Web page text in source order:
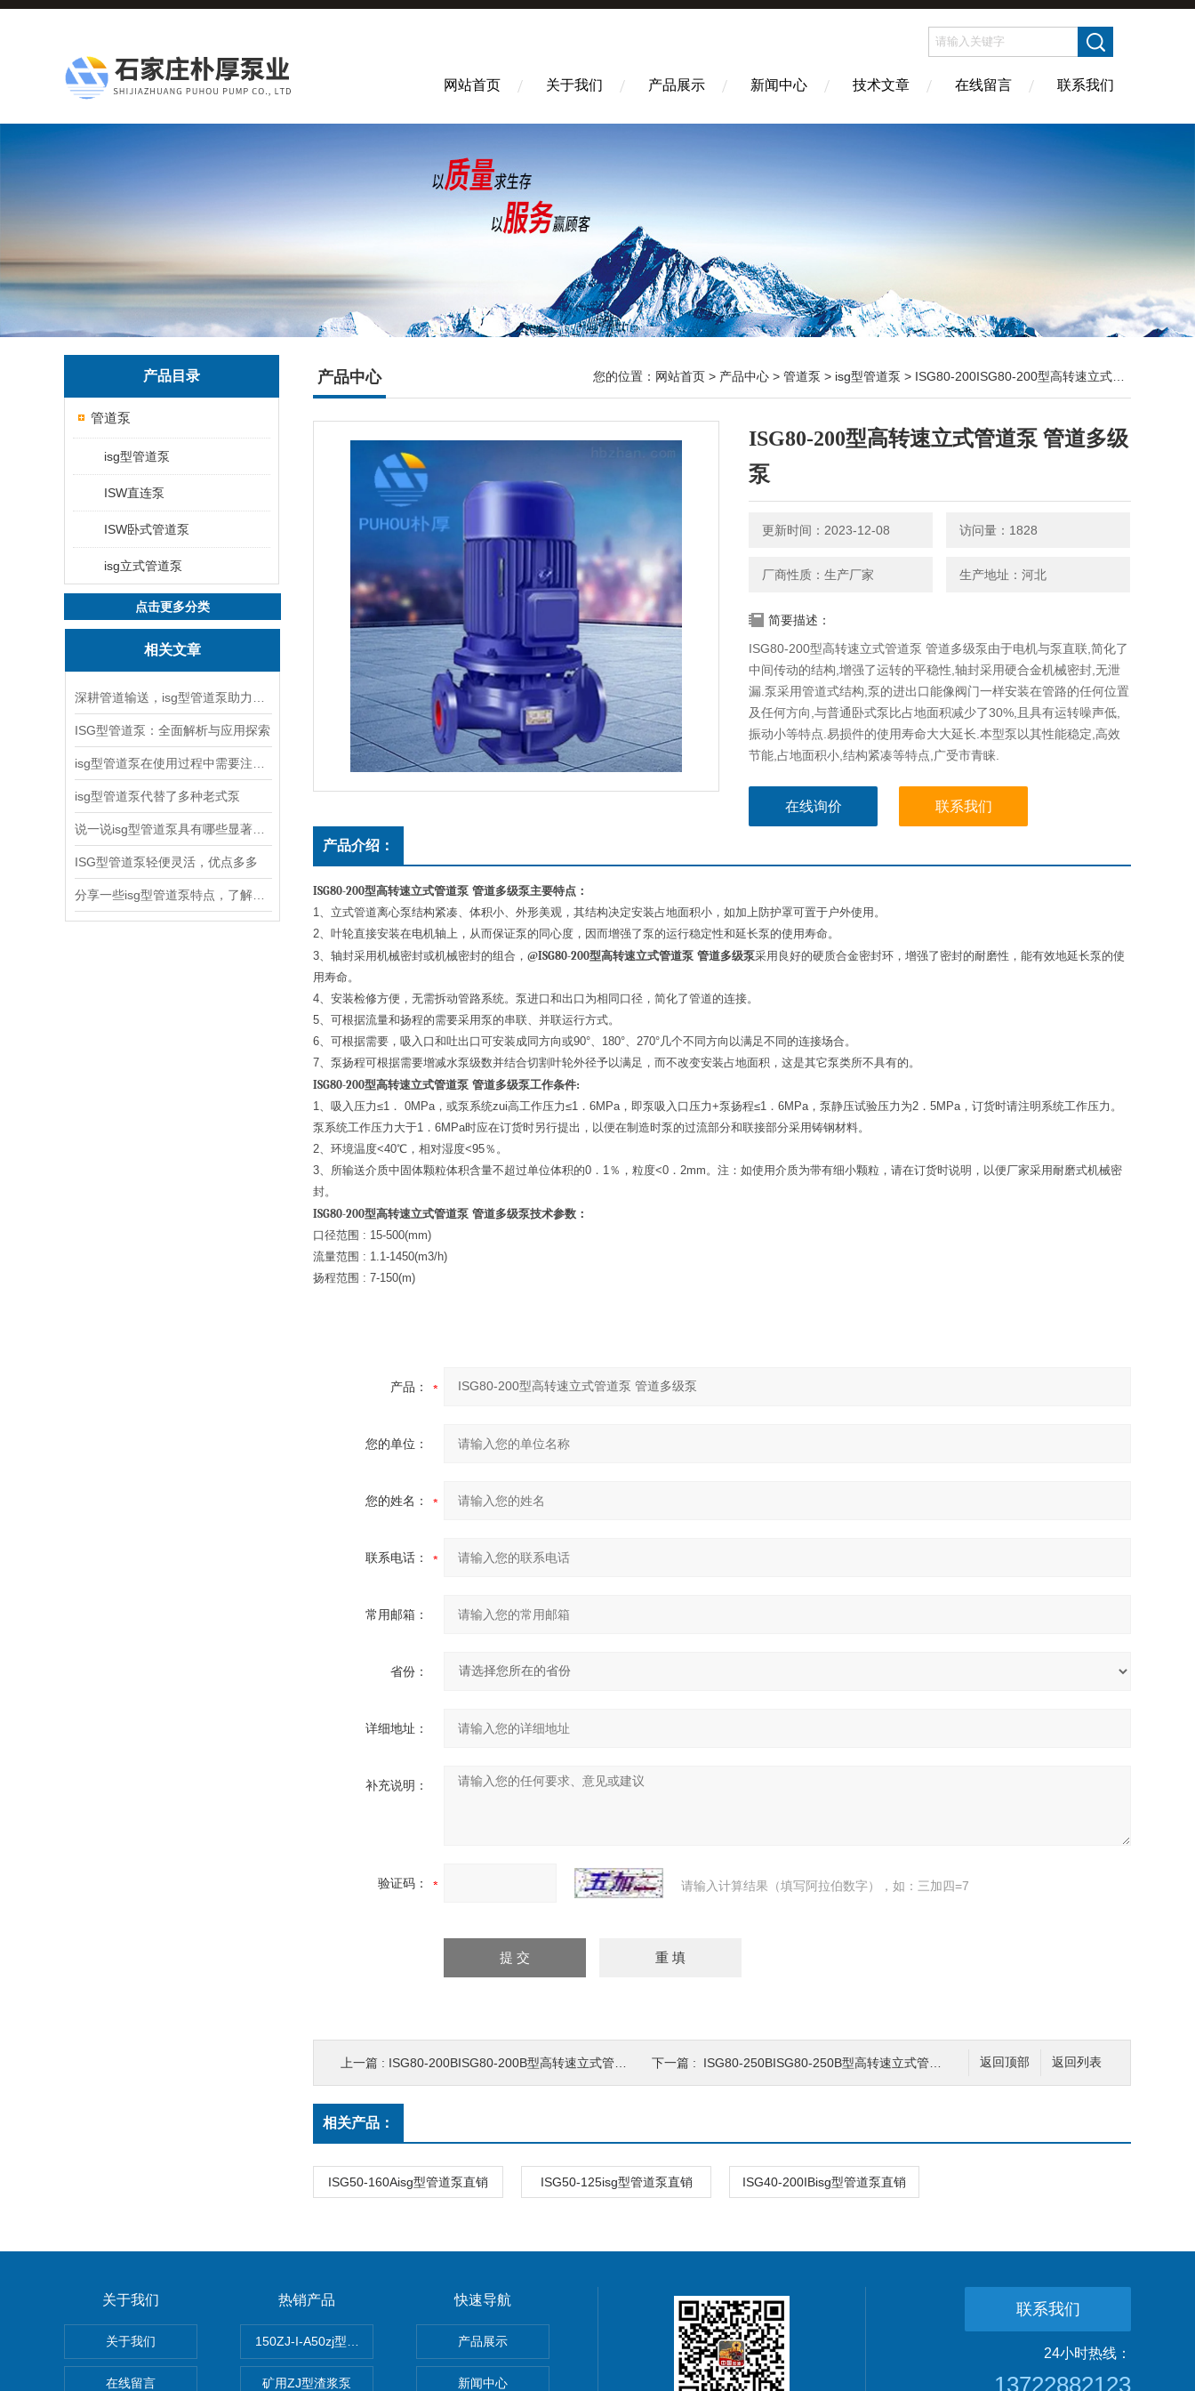
网站首页 关于我们 产品展示 新闻中心 技术文章 在线留言 联系我们
产品目录
管道泵
isg型管道泵
ISW直连泵
ISW卧式管道泵
isg立式管道泵
点击更多分类
相关文章
ISG型管道泵：全面解析与应用探索
isg型管道泵代替了多种老式泵
ISG型管道泵轻便灵活，优点多多
产品中心 您的位置： 网站首页 > 产品中心 > 管道泵 > isg型管道泵 > ISG80-200ISG80-200型高转速立式管道泵 管道多级泵
ISG80-200型高转速立式管道泵 管道多级
泵
更新时间：2023-12-08 访问量：1828
厂商性质：生产厂家 生产地址：河北
简要描述：
ISG80-200型高转速立式管道泵 管道多级泵由于电机与泵直联,简化了
中间传动的结构,增强了运转的平稳性,轴封采用硬合金机械密封,无泄
漏.泵采用管道式结构,泵的进出口能像阀门一样安装在管路的任何位置
及任何方向,与普通卧式泵比占地面积减少了30%,且具有运转噪声低,
振动小等特点.易损件的使用寿命大大延长.本型泵以其性能稳定,高效
节能,占地面积小,结构紧凑等特点,广受市青睐.
在线询价 联系我们
产品介绍：
ISG80-200型高转速立式管道泵 管道多级泵主要特点：
1、立式管道离心泵结构紧凑、体积小、外形美观，其结构决定安装占地面积小，如加上防护罩可置于户外使用。
2、叶轮直接安装在电机轴上，从而保证泵的同心度，因而增强了泵的运行稳定性和延长泵的使用寿命。
3、轴封采用机械密封或机械密封的组合， @ISG80-200型高转速立式管道泵 管道多级泵采用良好的硬质合金密封环，增强了密封的耐磨性，能有效地延长泵的使
用寿命。
4、安装检修方便，无需拆动管路系统。泵进口和出口为相同口径，简化了管道的连接。
5、可根据流量和扬程的需要采用泵的串联、并联运行方式。
6、可根据需要，吸入口和吐出口可安装成同方向或90°、180°、270°几个不同方向以满足不同的连接场合。
7、泵扬程可根据需要增减水泵级数并结合切割叶轮外径予以满足，而不改变安装占地面积，这是其它泵类所不具有的。
ISG80-200型高转速立式管道泵 管道多级泵工作条件:
1、吸入压力≤1． 0MPa，或泵系统zui高工作压力≤1．6MPa，即泵吸入口压力+泵扬程≤1．6MPa，泵静压试验压力为2．5MPa，订货时请注明系统工作压力。
泵系统工作压力大于1．6MPa时应在订货时另行提出，以便在制造时泵的过流部分和联接部分采用铸钢材料。
2、环境温度<40℃，相对湿度<95％。
3、所输送介质中固体颗粒体积含量不超过单位体积的0．1％，粒度<0．2mm。注：如使用介质为带有细小颗粒，请在订货时说明，以便厂家采用耐磨式机械密
封。
ISG80-200型高转速立式管道泵 管道多级泵技术参数：
口径范围 : 15-500(mm)
流量范围 : 1.1-1450(m3/h)
扬程范围 : 7-150(m)
产品：
您的单位：
您的姓名：
联系电话：
常用邮箱：
省份：
详细地址：
补充说明：
验证码： 请输入计算结果（填写阿拉伯数字），如：三加四=7
返回列表
返回顶部
上一篇 : ISG80-200BISG80-200B型高转速立式管道泵 管道多级泵 下一篇 : ISG80-250BISG80-250B型高转速立式管道泵 管道多级泵
相关产品：
ISG50-160Aisg型管道泵直销 ISG50-125isg型管道泵直销 ISG40-200IBisg型管道泵直销
关于我们
关于我们
在线留言
热销产品
150ZJ-I-A50zj型渣浆泵
矿用ZJ型渣浆泵
快速导航
产品展示
新闻中心
联系我们
24小时热线：
13722882123